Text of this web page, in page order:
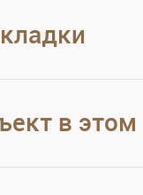
в этом